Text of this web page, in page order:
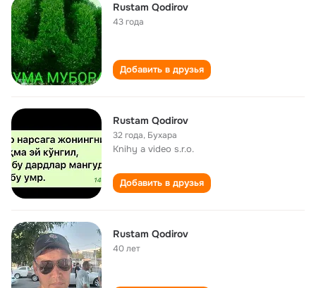
Rustam Qodirov
43 года
Добавить в друзья
Rustam Qodirov
32 года, Бухара
Knihy a video s.r.o.
Добавить в друзья
Rustam Qodirov
40 лет